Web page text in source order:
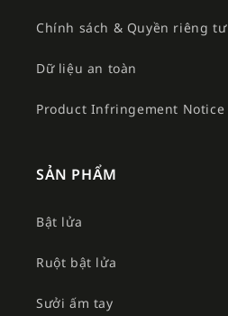
Chính sách & Quyền riêng tư
Dữ liệu an toàn
Product Infringement Notice
SẢN PHẨM
Bật lửa
Ruột bật lửa
Sưởi ấm tay